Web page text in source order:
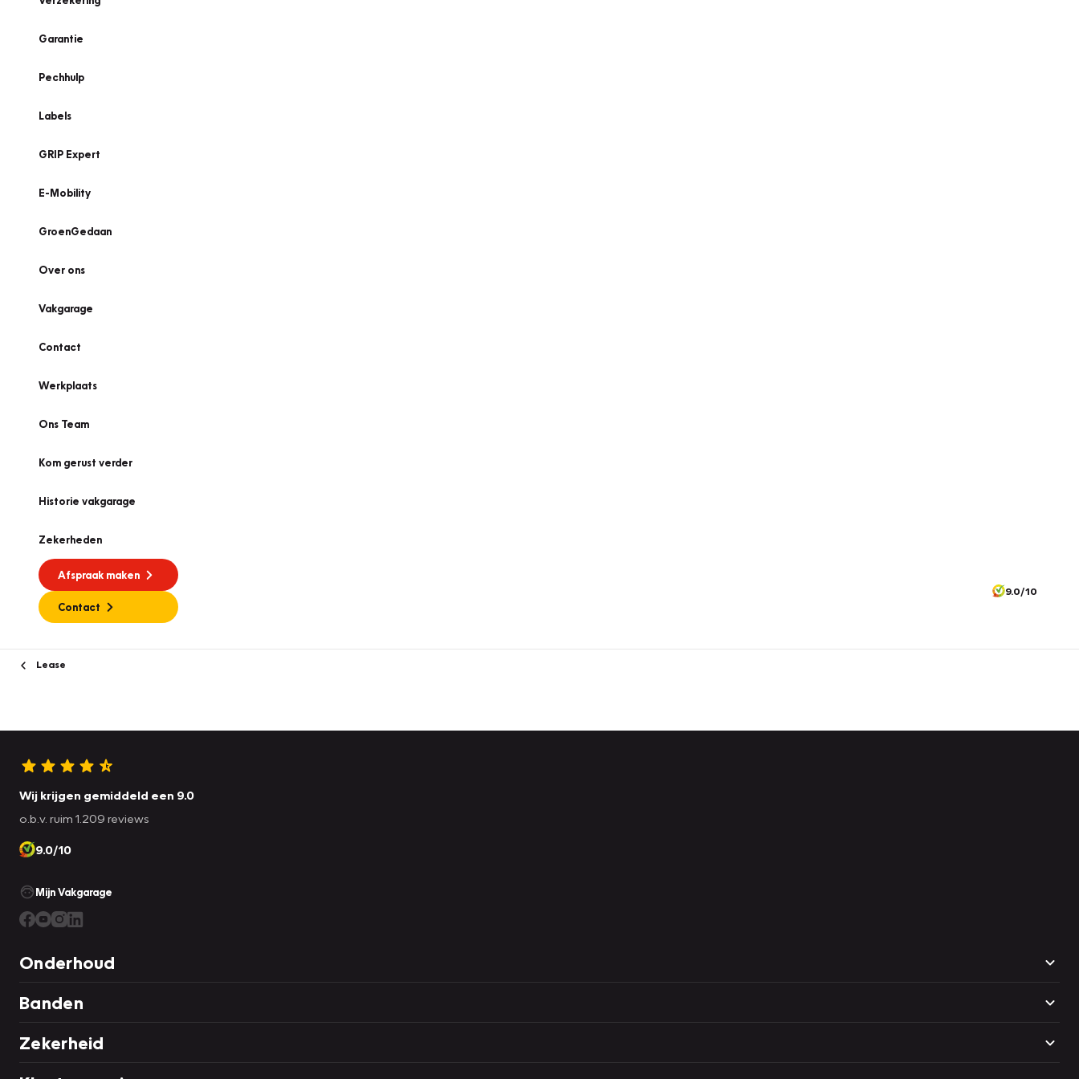
Garantie
Pechhulp
Labels
GRIP Expert
E-Mobility
GroenGedaan
Over ons
Vakgarage
Contact
Werkplaats
Ons Team
Kom gerust verder
Historie vakgarage
Zekerheden
Afspraak maken
Contact
9.0/10
Lease
Wij krijgen gemiddeld een 9.0
o.b.v. ruim 1.209 reviews
9.0/10
Mijn Vakgarage
Onderhoud
Banden
Zekerheid